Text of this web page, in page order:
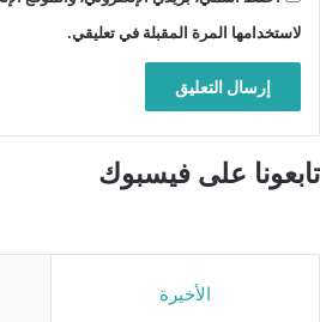
لاستخدامها المرة المقبلة في تعليقي.
تابعونا على فيسبوك
الأخيرة